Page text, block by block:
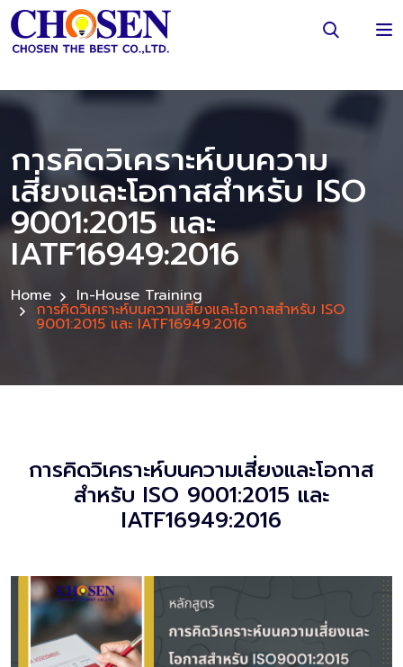
การคิดวิเคราะห์บนความ
เสี่ยงและโอกาสสำหรับ ISO
9001:2015 และ
IATF16949:2016
Home In-House Training
การคิดวิเคราะห์บนความเสี่ยงและโอกาสสำหรับ ISO
9001:2015 และ IATF16949:2016
การคิดวิเคราะห์บนความเสี่ยงและโอกาส
สำหรับ ISO 9001:2015 และ
IATF16949:2016